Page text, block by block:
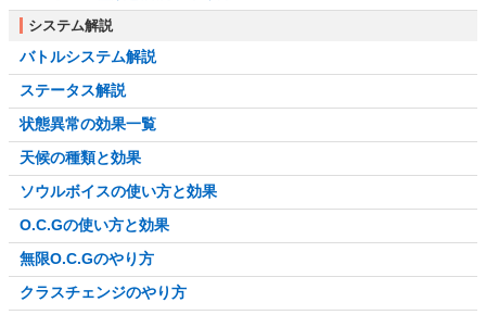
システム解説
バトルシステム解説
ステータス解説
状態異常の効果一覧
天候の種類と効果
ソウルボイスの使い方と効果
O.C.Gの使い方と効果
無限O.C.Gのやり方
クラスチェンジのやり方